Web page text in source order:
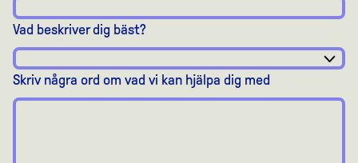
Vad beskriver dig bäst?
Skriv några ord om vad vi kan hjälpa dig med